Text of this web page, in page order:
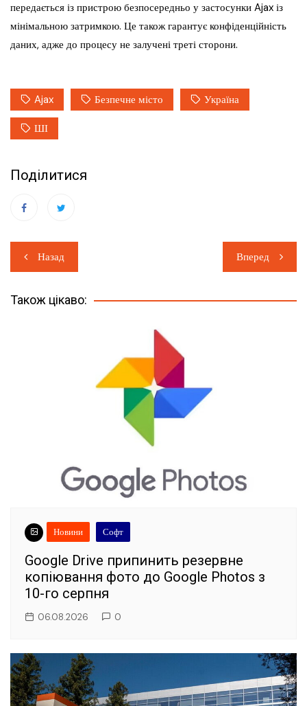
передається із пристрою безпосередньо у застосунки Ajax із
мінімальною затримкою. Це також гарантує конфіденційність
даних, адже до процесу не залучені треті сторони.
Ajax Безпечне місто Україна
ШІ
Поділитися
Навігація
записів
Назад Вперед
Також цікаво:
Новини Софт
Google Drive припинить резервне
копіювання фото до Google Photos з
10-го серпня
06.08.2026 0